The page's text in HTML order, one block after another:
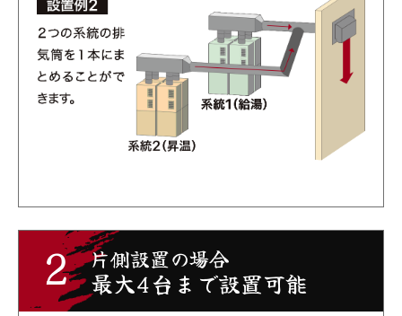
2 片側設置の場合
最大4台まで設置可能